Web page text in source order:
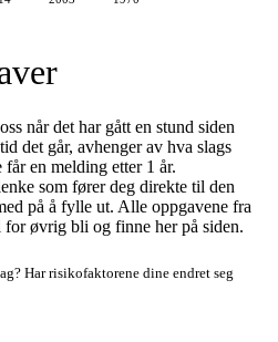
når det har gått en stund siden
det går, avhenger av hva slags
en melding etter 1 år.
som fører deg direkte til den
på å fylle ut. Alle oppgavene fra
øvrig bli og finne her på siden.
Har risikofaktorene dine endret seg